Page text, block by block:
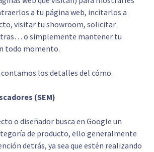
a tu página web, incitarlos a
visitar tu showroom, solicitar
o simplemente mantener tu
todo momento.
los detalles del cómo.
(SEM)
o diseñador busca en Google un
de producto, ello generalmente
detrás, ya sea que estén realizando